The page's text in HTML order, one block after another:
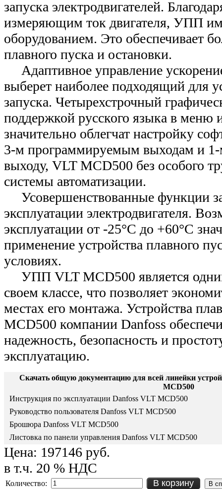
запуска электродвигателей.
измеряющим ток двигателя, УПП
оборудованием. Это обеспечивает
плавного пуска и остановки.
Адаптивное управление
выберет наиболее подходящий для
запуска. Четырехстрочный
поддержкой русского языка в меню
значительно облегчат настройку
3-м программируемым выходам и 1-
выходу, VLT MCD500 без особого
системы автоматизации.
Усовершенствованные функции
эксплуатации электродвигателя.
эксплуатации от -25°С до +60°С
применение устройства плавного
условиях.
УПП VLT MCD500 является
своем классе, что позволяет
местах его монтажа. Устройства
MCD500 компании Danfoss
надежность, безопасность и
эксплуатацию.
Скачать общую документацию для всей линейки
MCD500
Инструкция по эксплуатации Danfoss VLT MCD500
Руководство пользователя Danfoss VLT MCD500
Брошюра Danfoss VLT MCD500
Листовка по панели управления Danfoss VLT MCD500
Цена: 197146 руб.
в т.ч. 20 % НДС
Количество: В корзину